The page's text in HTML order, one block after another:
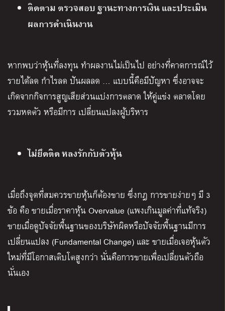
ติดตาม ตรวจสอบ ฐานะทางการเงิน และประเมิน
ผลการดำเนินงาน
หากพบว่าหุ้นที่ลงทุน ทำผลงานไม่เป็นไป อย่างที่คาดการณ์ไว้
รายได้ลด กำไรลด ปันผลลด … แบบนี้คือมีปัญหา ซึ่งอาจจะ
เกิดจากกิจการสูญเสียส่วนแบ่งการตลาด ให้คู่แข่ง ตลาดโดย
รวมหดตัว หรือมีการ เปลี่ยนแปลงผู้บริหาร
ไม่ยึดติด หลงรักกับตัวหุ้น
เมื่อถึงจุดที่สมควรขายหุ้นก็ต้องขาย ซึ่งกฎ การขายง่ายๆ มี 3
ข้อ คือ ขายเมื่อราคาหุ้น Overvalue (แพงเกินมูลค่าที่แท้จริง)
ขายเมื่อดูปัจจัยพื้นฐานของบริษัทผิดหรือปัจจัยพื้นฐานมีการ
เปลี่ยนแปลง (Fundamental Change) และ ขายเมื่อเจอหุ้นตัว
ใหม่ที่มีโอกาสเติบโตสูงกว่า นั่นคือการขายเพื่อเปลี่ยนตัวถือ
นั่นเอง